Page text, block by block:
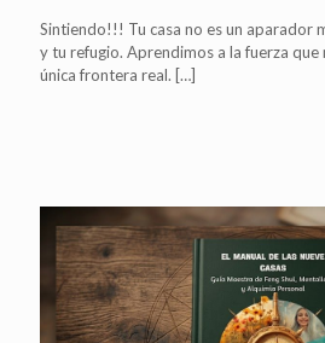
Sintiendo!!! Tu casa no es un aparador
y tu refugio. Aprendimos a la fuerza
única frontera real. […]